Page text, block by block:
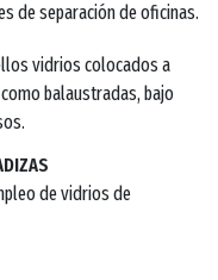
de separación de oficinas.
vidrios colocados a
balaustradas, bajo
de vidrios de